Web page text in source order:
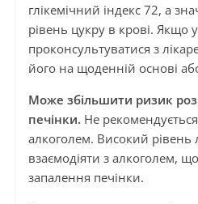
глікемічний індекс 72, а
рівень цукру в крові. Якщо
проконсультуватися з
його на щоденній основі
Може збільшити ризик
печінки. Не
алкоголем. Високий рівень
взаємодіяти з алкоголем,
запалення печінки.